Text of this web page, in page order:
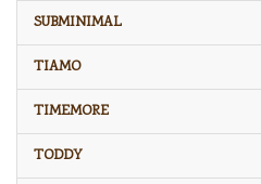
SUBMINIMAL
TIAMO
TIMEMORE
TODDY